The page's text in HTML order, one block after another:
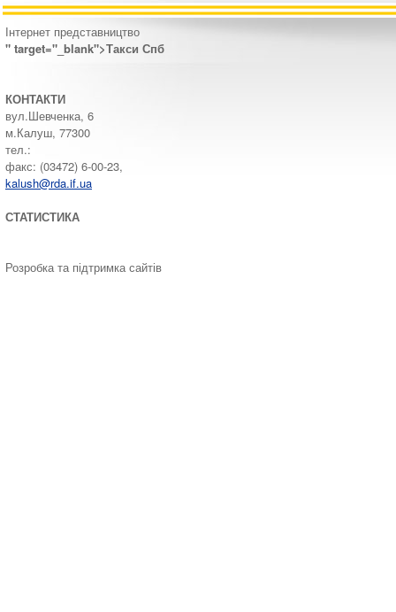
Інтернет представництво
" target="_blank">Такси Спб
КОНТАКТИ
вул.Шевченка, 6
м.Калуш, 77300
тел.:
факс: (03472) 6-00-23,
kalush@rda.if.ua
СТАТИСТИКА
Розробка та підтримка сайтів